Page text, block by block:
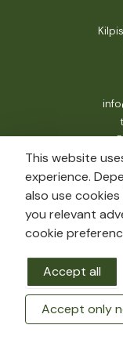
BOOK A ROOM
This website
experience.
also use
you relevant
cookie
Accept all
Accept only